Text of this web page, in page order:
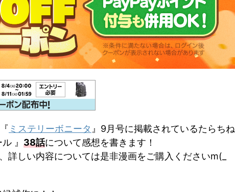
ミステリーボニータ 』9月号に掲載されているたらちね
』 38話について感想を書きます！
詳しい内容については是非漫画をご購入くださいm(_